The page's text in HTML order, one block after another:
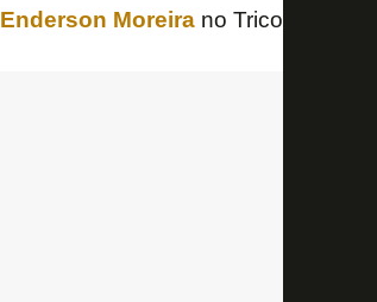
Enderson Moreirano Tricolor do Pici.